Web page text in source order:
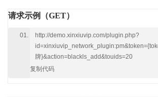
请求示例（GET）
http://demo.xinxiuvip.com/plugin.php?
牌}&action=blackls_add&touids=20
复制代码